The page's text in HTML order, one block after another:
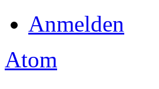
Anmelden
Atom